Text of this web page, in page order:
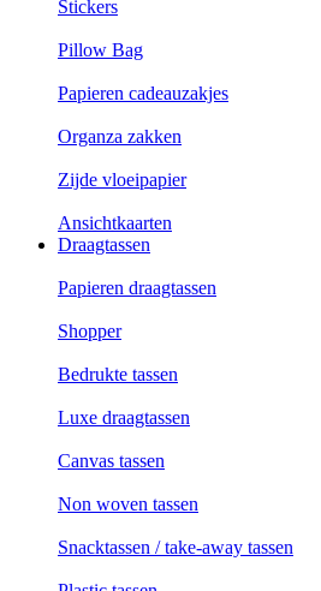
Stickers
Pillow Bag
Papieren cadeauzakjes
Organza zakken
Zijde vloeipapier
Ansichtkaarten
Draagtassen
Papieren draagtassen
Shopper
Bedrukte tassen
Luxe draagtassen
Canvas tassen
Non woven tassen
Snacktassen / take-away tassen